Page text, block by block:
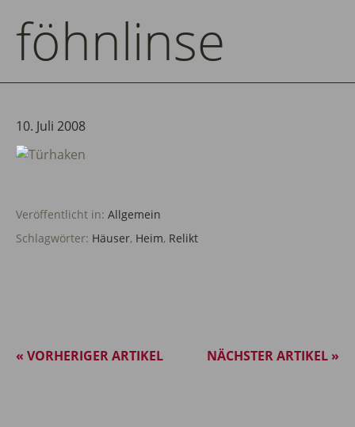
föhnlinse
10. Juli 2008
Veröffentlicht in: Allgemein
Schlagwörter: Häuser, Heim, Relikt
NÄCHSTER ARTIKEL »
« VORHERIGER ARTIKEL